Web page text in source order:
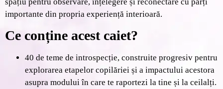
importante din propria experiență interioară.
Ce conține acest caiet?
40 de teme de introspecție, construite progresiv pentru
explorarea etapelor copilăriei și a impactului acestora
asupra modului în care te raportezi la tine și la ceilalți.